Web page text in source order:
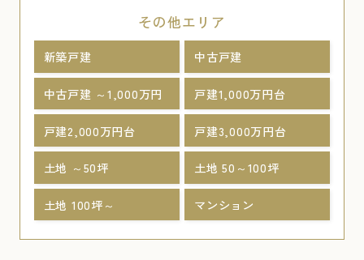
その他エリア
新築戸建 中古戸建
中古戸建 ～1,000万円 戸建1,000万円台
戸建2,000万円台 戸建3,000万円台
土地 ～50坪 土地 50～100坪
土地 100坪～ マンション